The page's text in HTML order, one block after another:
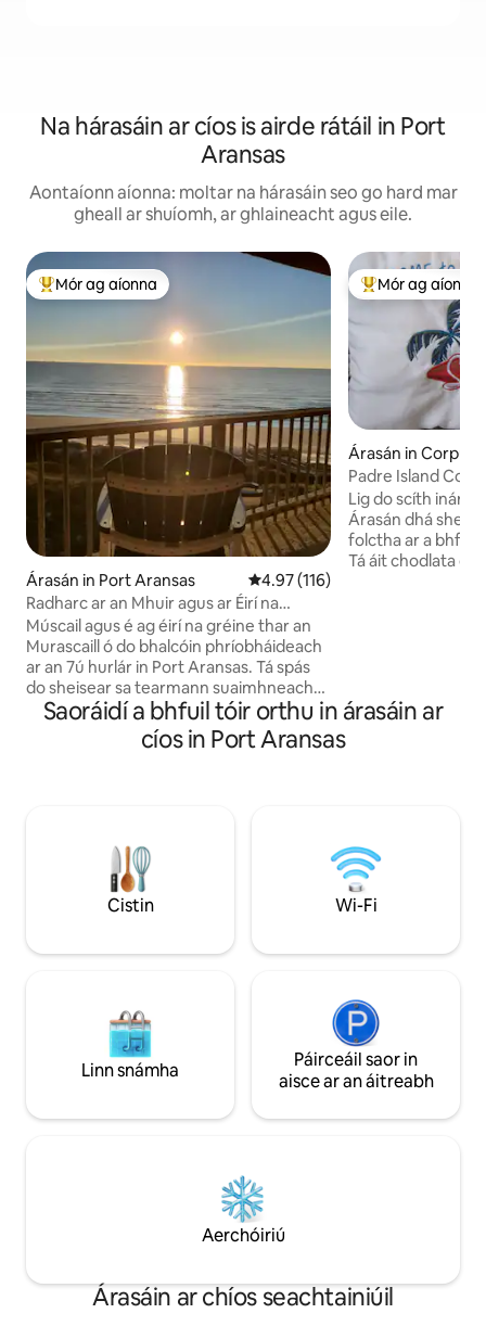
Na hárasáin ar cíos is airde rátáil in Port
Aransas
Aontaíonn aíonna: moltar na hárasáin seo go hard mar
gheall ar shuíomh, ar ghlaineacht agus eile.
An-mhór ag aíonna
Mór ag aíonna
Árasán in Port Aransas Meánrátáil 4.97 as 5, 116
4.97 (116)
Radharc ar an Mhuir agus ar Éirí na
Gréine | Balcóin Cois Trá + Clárchosán
Múscail agus é ag éirí na gréine thar an
Murascaill ó do bhalcóin phríobháideach
ar an 7ú hurlár in Port Aransas. Tá spás
do sheisear sa tearmann suaimhneach
seo gan pheataí, agus tá rochtain
dhíreach ar an trá ann trí chlárchosán
300 Mbps, Teilifíseáin Chliste agus cistin
lánfheistithe. Rudaí breise: Trealamh trá
san áireamh—céimeanna go dtí an
gaineamh agus cúpla nóiméad go dtí áit
le do chuid fuinnimh a athluchtú, agus le
An-mhór ag
Mór ag aíonna
Árasán in Corpus
Padre Island
ghearr ar shiúl
Lig do scíth inár n
Árasán dhá
folctha ar a bhfuil
Tá áit chodlata
snámha (téite),
gríoscán
Saoráidí a bhfuil tóir orthu in árasáin ar
cíos in Port Aransas
Cistin Wi-Fi
Linn snámha
Páirceáil saor in
aisce ar an áitreabh
Aerchóiriú
Árasáin ar chíos seachtainiúil